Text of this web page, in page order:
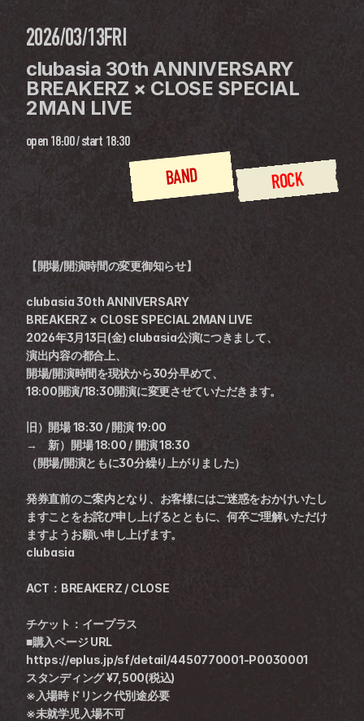
2026/03/13FRI
clubasia 30th ANNIVERSARY
BREAKERZ × CLOSE SPECIAL
2MAN LIVE
open 18:00 / start 18:30
ROCK
BAND
【開場/開演時間の変更御知らせ】
clubasia 30th ANNIVERSARY
BREAKERZ × CLOSE SPECIAL 2MAN LIVE
2026年3月13日(金) clubasia公演につきまして、
演出内容の都合上、
開場/開演時間を現状から30分早めて、
18:00開演/18:30開演に変更させていただきます。
旧）開場 18:30 / 開演 19:00
→　新）開場 18:00 / 開演 18:30
（開場/開演ともに30分繰り上がりました）
発券直前のご案内となり、お客様にはご迷惑をおかけいたし
ますことをお詫び申し上げるとともに、何卒ご理解いただけ
ますようお願い申し上げます。
clubasia
ACT：BREAKERZ / CLOSE
チケット：イープラス
■購入ページ URL
https://eplus.jp/sf/detail/4450770001-P0030001
スタンディング ¥7,500(税込)
※入場時ドリンク代別途必要
※未就学児入場不可